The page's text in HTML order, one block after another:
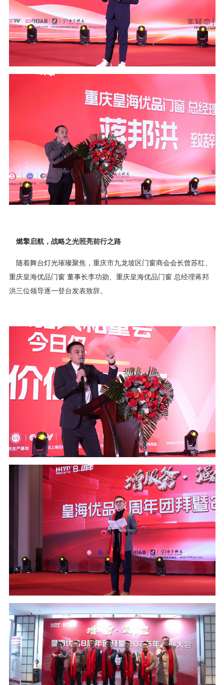
燃擎启航，战略之光照亮前行之路
随着舞台灯光璀璨聚焦，重庆市九龙坡区门窗商会会长曾苏红、
重庆皇海优品门窗 董事长李功勋、重庆皇海优品门窗 总经理蒋邦
洪三位领导逐一登台发表致辞。